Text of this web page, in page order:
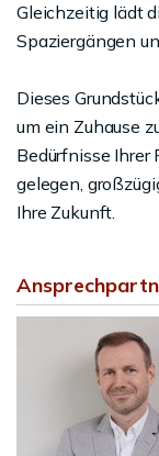
Gleichzeitig lädt
Spaziergängen
Dieses
um ein Zuhause
Bedürfnisse
gelegen,
Ihre Zukunft.